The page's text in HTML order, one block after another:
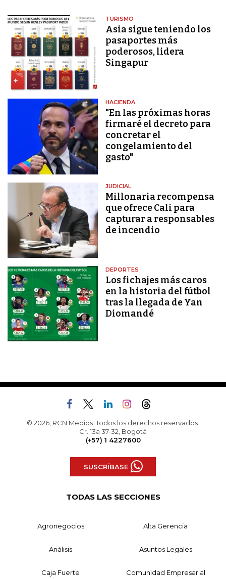
TURISMO
Asia sigue teniendo los
pasaportes más
poderosos, lidera
Singapur
HACIENDA
"En las próximas horas
firmaré el decreto para
concretar el
congelamiento del
gasto"
JUDICIAL
Millonaria recompensa
que ofrece Cali para
capturar a responsables
de incendio
DEPORTES
Los fichajes más caros
en la historia del fútbol
tras la llegada de Yan
Diomandé
© 2026, RCN Medios. Todos los derechos reservados.
Cr. 13a 37-32, Bogotá
(+57) 1 4227600
SUSCRÍBASE
TODAS LAS SECCIONES
Agronegocios Alta Gerencia
Análisis Asuntos Legales
Caja Fuerte Comunidad Empresarial